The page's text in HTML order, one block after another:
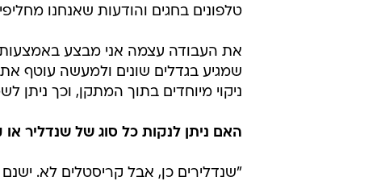
טלפונים בחגים והודעות שאנחנו
את העבודה עצמה אני מבצע
שמגיע בגדלים שונים ולמעשה עוטף
ניקוי מיוחדים בתוך המתקן, וכך ניתן
האם ניתן לנקות כל סוג של שנדליר
"שנדלירים כן, אבל קריסטלים לא.